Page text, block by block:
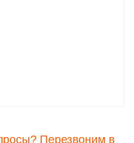
Перезвоним в